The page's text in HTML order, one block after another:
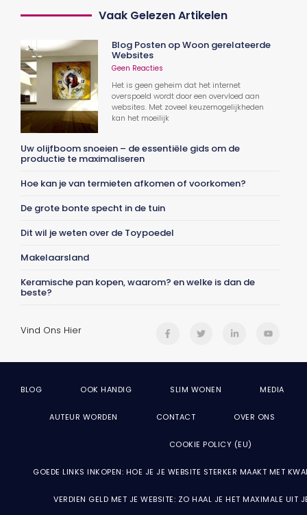
Vaak Gelezen Artikelen
Blog Posten op Woon gerelateerde
Websites
Geen Reacties
Het is geen geheim dat het internet
overspoeld wordt door een overvloed aan
websites. Met zoveel keuzemogelijkheden
kan het moeilijk
Uw olijfboom snoeien – de essentiële gids om de
productie te maximaliseren
Hoe kan je van termieten afkomen of voorkomen?
De grote bonte specht in de tuin
Dit wil je weten over de Toypoedel
Makelaarsland
Keramische pan kopen, waarom? en welke is dan de
beste?
Vind Ons Hier
BLOG OOK HANDIG SLIM WONEN MEDIA
AUTEUR WORDEN CONTACT OVER ONS
COOKIE POLICY (EU)
GOEDE LINKS INKOPEN: HOE JE JE WEBSITE STERKER MAAKT MET
VERDIEN GELD MET JE WEBSITE: ZO HAAL JE HET MAXIMALE UIT